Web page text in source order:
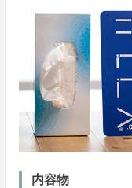
内容物